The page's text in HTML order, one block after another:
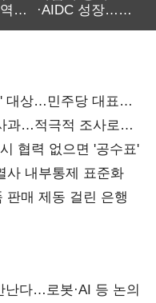
대
·AIDC 성장…
대상…민주당 대표로
과…적극적 조사로
협력 없으면 '공수표'
사 내부통제 표준화
매 제동 걸린 은행
난다…로봇·AI 등 논의